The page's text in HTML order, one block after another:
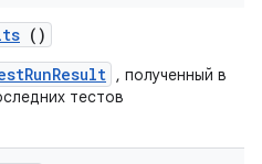
()
, полученный в
тестов